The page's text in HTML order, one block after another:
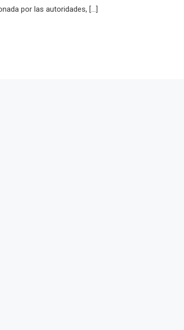
por las autoridades, […]